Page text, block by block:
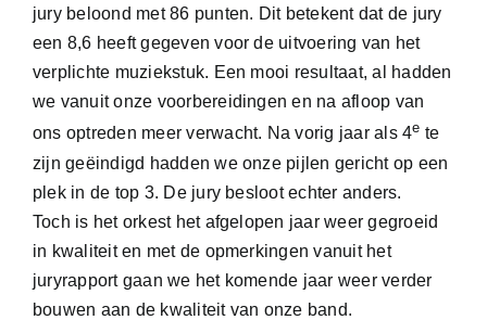
jury beloond met 86 punten. Dit betekent dat de jury
een 8,6 heeft gegeven voor de uitvoering van het
verplichte muziekstuk. Een mooi resultaat, al hadden
we vanuit onze voorbereidingen en na afloop van
ons optreden meer verwacht. Na vorig jaar als 4e te
zijn geëindigd hadden we onze pijlen gericht op een
plek in de top 3. De jury besloot echter anders.
Toch is het orkest het afgelopen jaar weer gegroeid
in kwaliteit en met de opmerkingen vanuit het
juryrapport gaan we het komende jaar weer verder
bouwen aan de kwaliteit van onze band.